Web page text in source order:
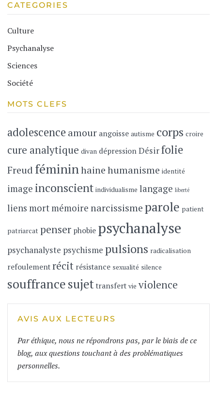
CATEGORIES
Culture
Psychanalyse
Sciences
Société
MOTS CLEFS
adolescenceamour angoisse autisme corps croire
cure analytique divan dépressionDésirfolie
Freud fémininhainehumanisme identité
image inconscient individualisme langage liberté
liens mortmémoire narcissismeparole patient
patriarcat penser phobie psychanalyse
psychanalyste psychisme pulsions radicalisation
refoulementrécit résistance sexualité silence
souffrancesujettransfert vie violence
AVIS AUX LECTEURS
Par éthique, nous ne répondrons pas, par le biais de ce
blog, aux questions touchant à des problématiques
personnelles.